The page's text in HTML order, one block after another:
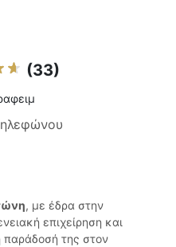
(33)
, με έδρα στην
επιχείρηση και
παράδοσή της στον